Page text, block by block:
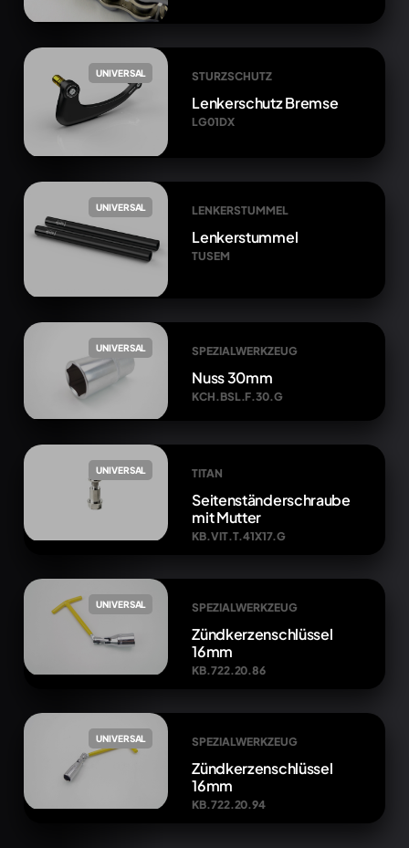
UNIVERSAL STURZSCHUTZ
Lenkerschutz Bremse
LG01DX
UNIVERSAL LENKERSTUMMEL
Lenkerstummel
TUSEM
UNIVERSAL SPEZIALWERKZEUG
Nuss 30mm
KCH.BSL.F.30.G
UNIVERSAL TITAN
Seitenständerschraube
mit Mutter
KB.VIT.T.41X17.G
UNIVERSAL SPEZIALWERKZEUG
Zündkerzenschlüssel
16mm
KB.722.20.86
UNIVERSAL SPEZIALWERKZEUG
Zündkerzenschlüssel
16mm
KB.722.20.94